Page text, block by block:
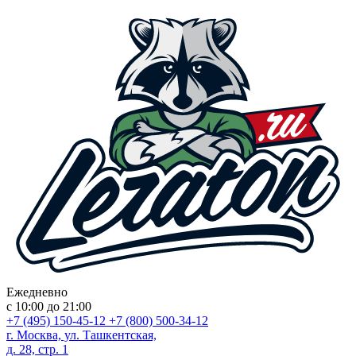
Ежедневно
с 10:00 до 21:00
+7 (495) 150-45-12 +7 (800) 500-34-12
г. Москва, ул. Ташкентская,
д. 28, стр. 1